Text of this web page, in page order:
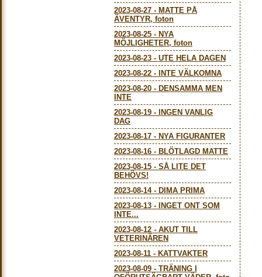
2023-08-27 - MATTE PÅ
ÄVENTYR, foton
2023-08-25 - NYA
MÖJLIGHETER, foton
2023-08-23 - UTE HELA DAGEN
2023-08-22 -
INTE VÄLKOMNA
2023-08-20 - DENSAMMA MEN
INTE
2023-08-19 -
INGEN VANLIG
DAG
2023-08-17 - NYA FIGURANTER
2023-08-16 - BLÖTLAGD MATTE
2023-08-15 - SÅ LITE DET
BEHÖVS!
2023-08-14- DIMA PRIMA
2023-08-13 -
INGET ONT SOM
INTE...
2023-08-12 - AKUT TILL
VETERINÄREN
2023-08-11 - KATTVAKTER
2023-08-09 - TRÄNING I